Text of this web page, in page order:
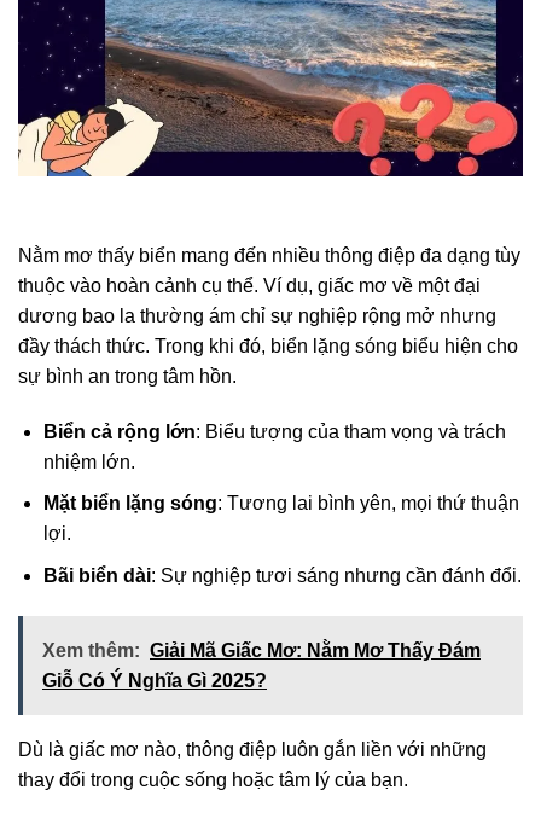
Nằm mơ thấy biển mang đến nhiều thông điệp đa dạng tùy
thuộc vào hoàn cảnh cụ thể. Ví dụ, giấc mơ về một đại
dương bao la thường ám chỉ sự nghiệp rộng mở nhưng
đầy thách thức. Trong khi đó, biển lặng sóng biểu hiện cho
sự bình an trong tâm hồn.
Biển cả rộng lớn: Biểu tượng của tham vọng và trách
nhiệm lớn.
Mặt biển lặng sóng: Tương lai bình yên, mọi thứ thuận
lợi.
Bãi biển dài: Sự nghiệp tươi sáng nhưng cần đánh đổi.
Xem thêm: Giải Mã Giấc Mơ: Nằm Mơ Thấy Đám
Giỗ Có Ý Nghĩa Gì 2025?
Dù là giấc mơ nào, thông điệp luôn gắn liền với những
thay đổi trong cuộc sống hoặc tâm lý của bạn.